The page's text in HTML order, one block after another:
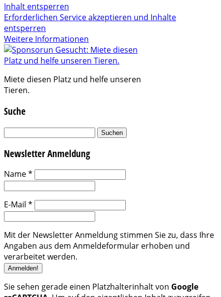
Inhalt entsperren
Erforderlichen Service akzeptieren und Inhalte
entsperren
Weitere Informationen
Miete diesen Platz und helfe unseren
Tieren.
Suche
Suchen
Newsletter Anmeldung
Name*
E-Mail *
Mit der Newsletter Anmeldung stimmen Sie zu, dass Ihre
Angaben aus dem Anmeldeformular erhoben und
verarbeitet werden.
Sie sehen gerade einen Platzhalterinhalt von Google